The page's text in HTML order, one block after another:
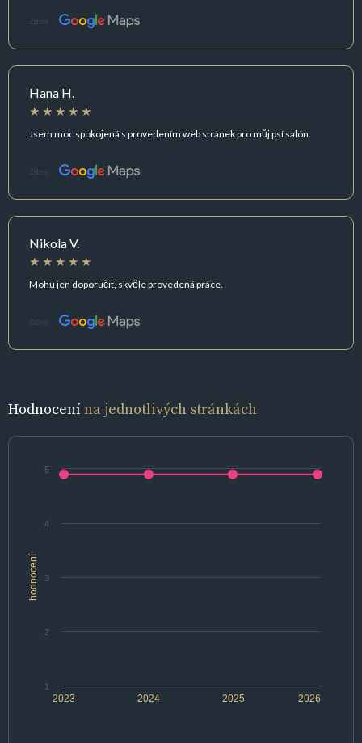
Zdroj:
Hana H.
Jsem moc spokojená s provedením web stránek pro můj psí salón.
Zdroj:
Nikola V.
Mohu jen doporučit, skvěle provedená práce.
Zdroj:
Hodnocenína jednotlivých stránkách
hodnocení
2024 2026
2023 2025
1
2
3
4
5